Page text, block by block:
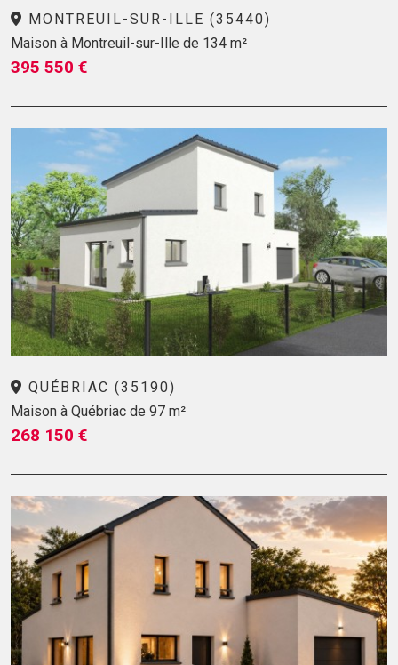
MONTREUIL-SUR-ILLE (35440)
Maison à Montreuil-sur-Ille de 134 m²
395 550 €
QUÉBRIAC (35190)
Maison à Québriac de 97 m²
268 150 €